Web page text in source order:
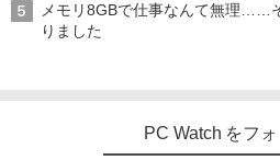
メモリ8GBで仕事なんて無理……
りました
PC Watch をフ